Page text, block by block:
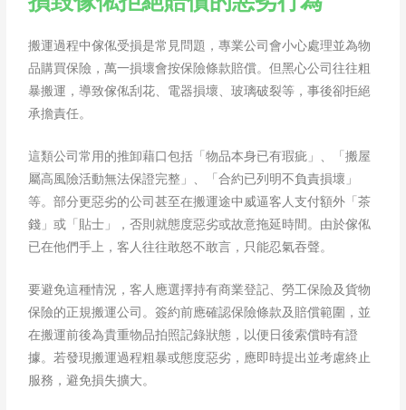
搬運過程中傢俬受損是常見問題，專業公司會小心處理並為物
品購買保險，萬一損壞會按保險條款賠償。但黑心公司往往粗
暴搬運，導致傢俬刮花、電器損壞、玻璃破裂等，事後卻拒絕
承擔責任。
這類公司常用的推卸藉口包括「物品本身已有瑕疵」、「搬屋
屬高風險活動無法保證完整」、「合約已列明不負責損壞」
等。部分更惡劣的公司甚至在搬運途中威逼客人支付額外「茶
錢」或「貼士」，否則就態度惡劣或故意拖延時間。由於傢俬
已在他們手上，客人往往敢怒不敢言，只能忍氣吞聲。
要避免這種情況，客人應選擇持有商業登記、勞工保險及貨物
保險的正規搬運公司。簽約前應確認保險條款及賠償範圍，並
在搬運前後為貴重物品拍照記錄狀態，以便日後索償時有證
據。若發現搬運過程粗暴或態度惡劣，應即時提出並考慮終止
服務，避免損失擴大。